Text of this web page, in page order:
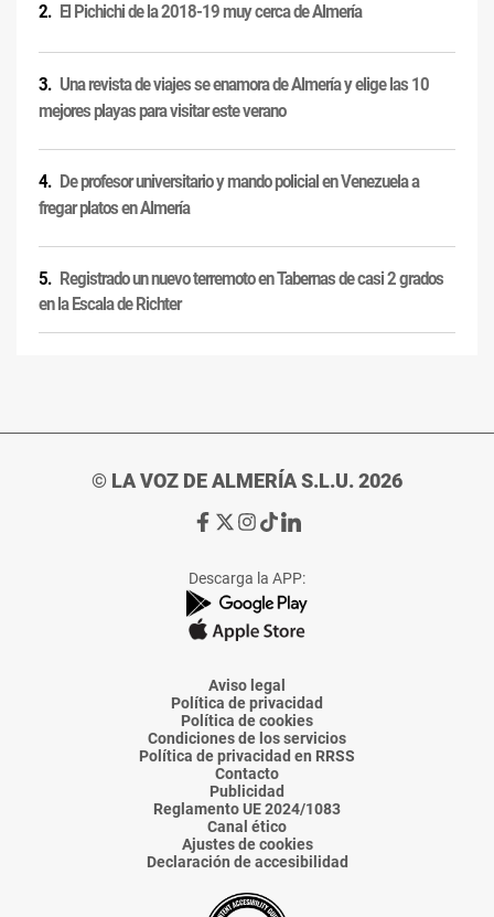
El Pichichi de la 2018-19 muy cerca de Almería
Una revista de viajes se enamora de Almería y elige las 10
mejores playas para visitar este verano
De profesor universitario y mando policial en Venezuela a
fregar platos en Almería
Registrado un nuevo terremoto en Tabernas de casi 2 grados
en la Escala de Richter
© LA VOZ DE ALMERÍA S.L.U. 2026
Ir
de
La
Voz
Almería
Ir
de
La
Voz
Almería
Ir
de
La
Voz
Almería
Ir
de
La
Voz
Almería
Ir
de
La
Voz
Descarga la APP:
Aviso legal
Política de privacidad
Política de cookies
Condiciones de los servicios
Política de privacidad en RRSS
Contacto
Publicidad
Reglamento UE 2024/1083
Canal ético
Ajustes de cookies
Declaración de accesibilidad